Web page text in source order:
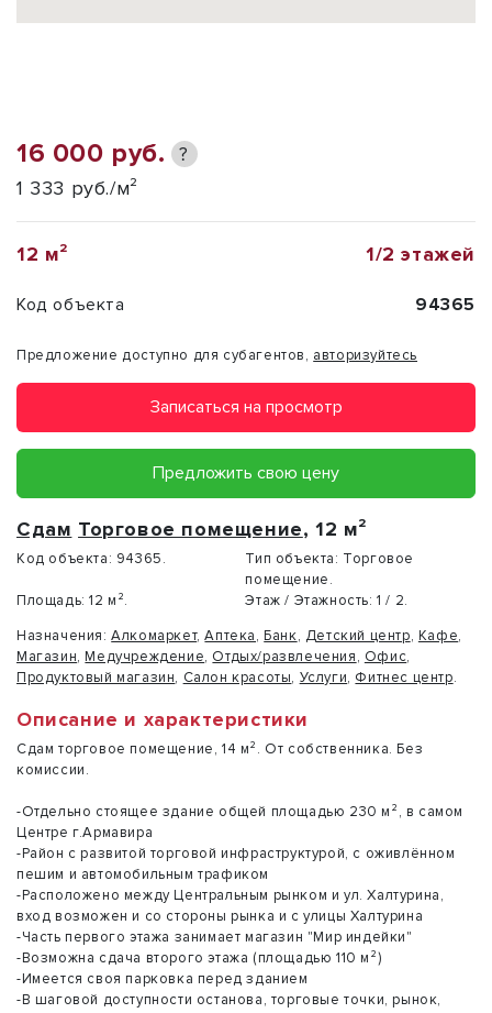
16 000 руб. ?
1 333 руб./м²
12 м² 1/2 этажей
Код объекта 94365
Предложение доступно для субагентов, авторизуйтесь
Записаться на просмотр
Предложить свою цену
Сдам Торговое помещение, 12 м²
Код объекта: 94365. Тип объекта: Торговое
помещение.
Площадь: 12 м². Этаж / Этажность: 1 / 2.
Назначения: Алкомаркет,Аптека, Банк, Детский центр, Кафе,
Магазин, Медучреждение, Отдых/развлечения, Офис,
Продуктовый магазин, Салон красоты, Услуги, Фитнес центр.
Описание и характеристики
Сдам торговое помещение, 14 м². От собственника. Без
комиссии.
-Отдельно стоящее здание общей площадью 230 м², в самом
Центре г.Армавира
-Район с развитой торговой инфраструктурой, с оживлённом
пешим и автомобильным трафиком
-Расположено между Центральным рынком и ул. Халтурина,
вход возможен и со стороны рынка и с улицы Халтурина
-Часть первого этажа занимает магазин "Мир индейки"
-Возможна сдача второго этажа (площадью 110 м²)
-Имеется своя парковка перед зданием
-В шаговой доступности останова, торговые точки, рынок,